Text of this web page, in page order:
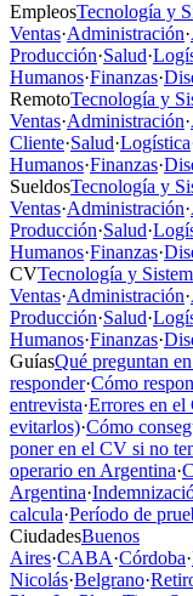
EmpleosTecnología y
Ventas·Administración·
Producción·Salud·
Humanos·Finanzas·
RemotoTecnología y
Ventas·Administración·
Cliente·Salud·Logística
Humanos·Finanzas·
SueldosTecnología y
Ventas·Administración·
Producción·Salud·
Humanos·Finanzas·
CVTecnología y
Ventas·Administración·
Producción·Salud·
Humanos·Finanzas·
GuíasQué preguntan
responder·Cómo
entrevista·Errores en el
evitarlos)·Cómo
poner en el CV si no
operario en Argentina·
Argentina·
calcula·Período de
CiudadesBuenos
Aires·CABA·Córdoba·
Nicolás·Belgrano·